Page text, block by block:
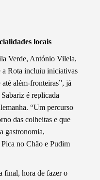
locais
Verde, António Vilela,
a Rota incluiu iniciativas
além-fronteiras”, já
é replicada
“Um percurso
das colheitas e que
gastronomia,
no Chão e Pudim
final, hora de fazer o